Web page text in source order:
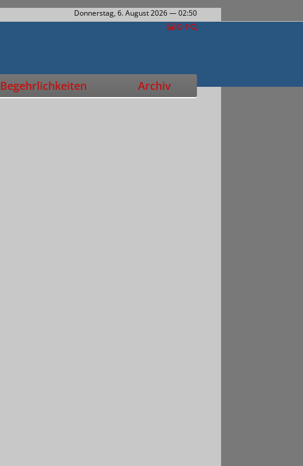
Donnerstag, 6. August 2026— 02:50
Begehrlichkeiten Archiv